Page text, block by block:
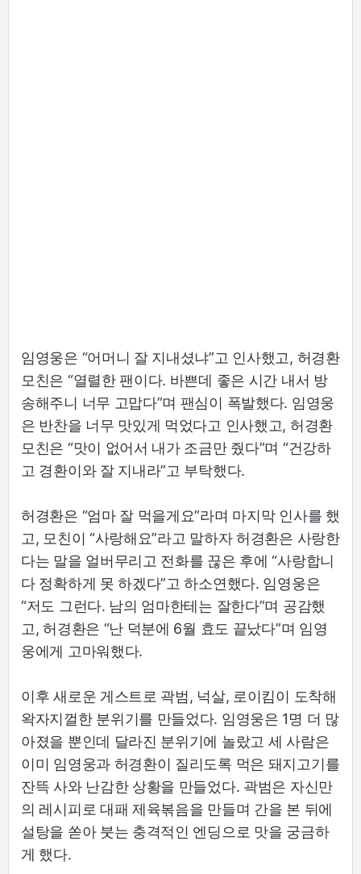
임영웅은 “어머니 잘 지내셨냐”고 인사했고, 허경환
모친은 “열렬한 팬이다. 바쁜데 좋은 시간 내서 방
송해주니 너무 고맙다”며 팬심이 폭발했다. 임영웅
은 반찬을 너무 맛있게 먹었다고 인사했고, 허경환
모친은 “맛이 없어서 내가 조금만 줬다”며 “건강하
고 경환이와 잘 지내라”고 부탁했다.
허경환은 “엄마 잘 먹을게요”라며 마지막 인사를 했
고, 모친이 “사랑해요”라고 말하자 허경환은 사랑한
다는 말을 얼버무리고 전화를 끊은 후에 “사랑합니
다 정확하게 못 하겠다”고 하소연했다. 임영웅은
“저도 그런다. 남의 엄마한테는 잘한다”며 공감했
고, 허경환은 “난 덕분에 6월 효도 끝났다”며 임영
웅에게 고마워했다.
이후 새로운 게스트로 곽범, 넉살, 로이킴이 도착해
왁자지껄한 분위기를 만들었다. 임영웅은 1명 더 많
아졌을 뿐인데 달라진 분위기에 놀랐고 세 사람은
이미 임영웅과 허경환이 질리도록 먹은 돼지고기를
잔뜩 사와 난감한 상황을 만들었다. 곽범은 자신만
의 레시피로 대패 제육볶음을 만들며 간을 본 뒤에
설탕을 쏟아 붓는 충격적인 엔딩으로 맛을 궁금하
게 했다.